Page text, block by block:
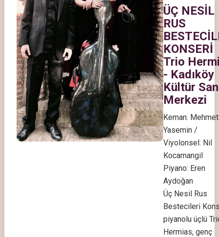
ÜÇ NESİL
RUS
KONSERİ
Trio
- Kadıköy
Kültür
Merkezi
Keman: Mehmet
Yasemin /
Viyolonsel: Nil
Kocamangil
Piyano: Eren
Aydoğan
Üç Nesil Rus
Bestecileri
piyanolu üçlü
Hermias, genç